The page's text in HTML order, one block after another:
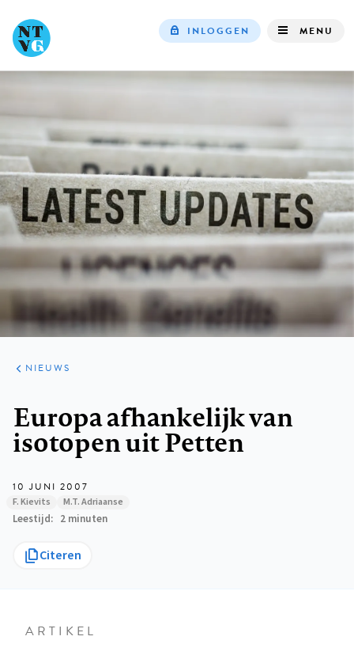
navigation
INLOGGEN MENU
ARTIKELEN
HET
KORT
NIEUWS
Europa afhankelijk van
isotopen uit Petten
10 JUNI 2007
F. Kievits M.T. Adriaanse
Leestijd 2 minuten
Citeren
ARTIKEL